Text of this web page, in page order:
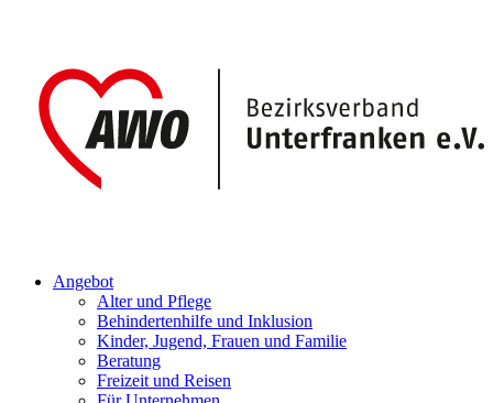
Angebot
Alter und Pflege
Behindertenhilfe und Inklusion
Kinder, Jugend, Frauen und Familie
Beratung
Freizeit und Reisen